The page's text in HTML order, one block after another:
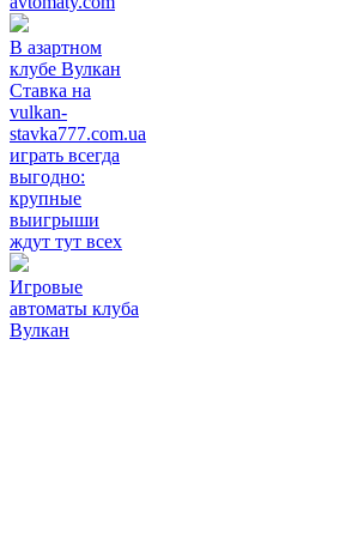
В азартном
клубе Вулкан
Ставка на
vulkan-
stavka777.com.ua
играть всегда
выгодно:
крупные
выигрыши
ждут тут всех
Игровые
автоматы клуба
Вулкан